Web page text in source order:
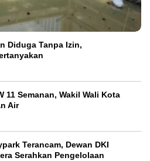
Diduga Tanpa Izin,
11 Semanan, Wakil Wali Kota
Air
Terancam, Dewan DKI
Serahkan Pengelolaan